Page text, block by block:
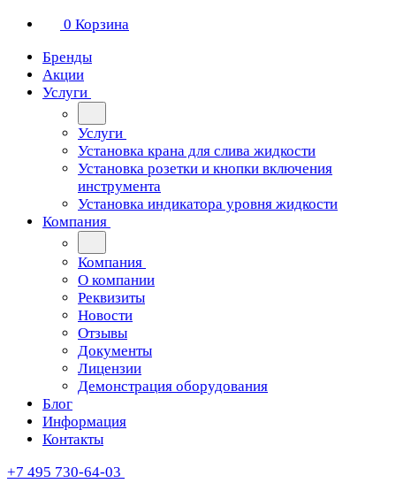
0 Корзина
Бренды
Акции
Услуги
Услуги
Установка крана для слива жидкости
Установка розетки и кнопки включения
инструмента
Установка индикатора уровня жидкости
Компания
Компания
О компании
Реквизиты
Новости
Отзывы
Документы
Лицензии
Демонстрация оборудования
Блог
Информация
Контакты
+7 495 730-64-03